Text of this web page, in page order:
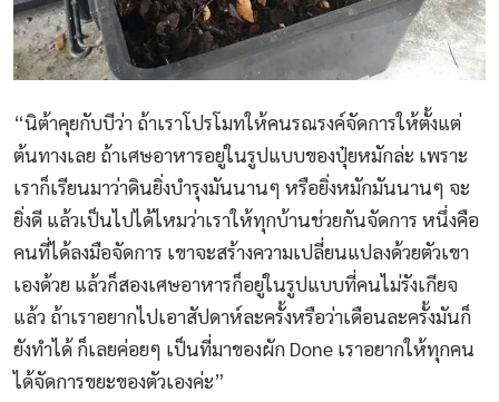
“นิต้าคุยกับบีว่า ถ้าเราโปรโมทให้คนรณรงค์จัดการให้ตั้งแต่
ต้นทางเลย ถ้าเศษอาหารอยู่ในรูปแบบของปุ๋ยหมักล่ะ เพราะ
เราก็เรียนมาว่าดินยิ่งบำรุงมันนานๆ หรือยิ่งหมักมันนานๆ จะ
ยิ่งดี แล้วเป็นไปได้ไหมว่าเราให้ทุกบ้านช่วยกันจัดการ หนึ่งคือ
คนที่ได้ลงมือจัดการ เขาจะสร้างความเปลี่ยนแปลงด้วยตัวเขา
เองด้วย แล้วก็สองเศษอาหารก็อยู่ในรูปแบบที่คนไม่รังเกียจ
แล้ว ถ้าเราอยากไปเอาสัปดาห์ละครั้งหรือว่าเดือนละครั้งมันก็
ยังทำได้ ก็เลยค่อยๆ เป็นที่มาของผัก Done เราอยากให้ทุกคน
ได้จัดการขยะของตัวเองค่ะ”